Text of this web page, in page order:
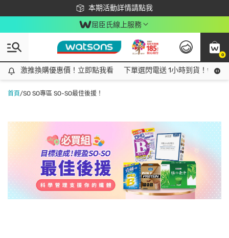
本期活動詳情請點我
下載app最高回饋$350
屈臣氏線上服務
0
激推換購優惠價！立即點我看
激推換購優惠價！立即點我看 下單選閃電送 1小時到貨！領神
首頁/SO SO專區 SO-SO最佳後援！